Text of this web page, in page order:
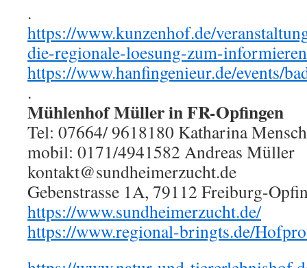
.
https://www.kunzenhof.de/
die-regionale-loesung-zum-
https://www.hanfingenieur.de/events/
.
Mühlenhof Müller in FR-Opfingen
Tel: 07664/ 9618180 Katharina Mensch
mobil: 0171/4941582 Andreas Müller
kontakt@sundheimerzucht.de
Gebenstrasse 1A, 79112 Freiburg-
https://www.sundheimerzucht.de/
https://www.regional-bringts.de/